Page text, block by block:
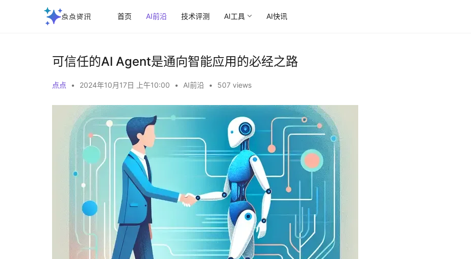
首页 AI前沿 技术评测 AI工具 AI快讯
可信任的AI Agent是通向智能应用的必经之路
点点 • 2024年10月17日 上午10:00 • AI前沿 • 507 views